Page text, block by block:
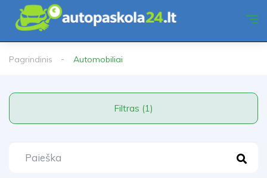
Pagrindinis Automobiliai
Filtras (1)